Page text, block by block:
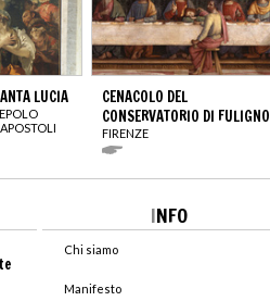
LUCIA
CENACOLO DEL
CONSERVATORIO DI FULIGNO
FIRENZE
INFO
Chi siamo
Manifesto